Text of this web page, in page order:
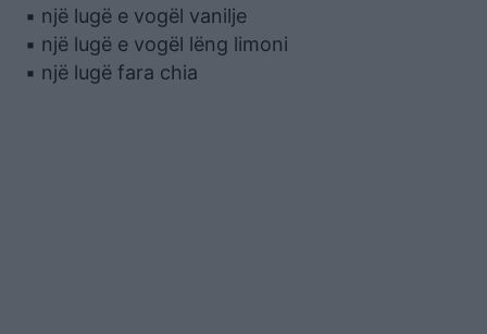
▪ një lugë e vogël vanilje
▪ një lugë e vogël lëng limoni
▪ një lugë fara chia